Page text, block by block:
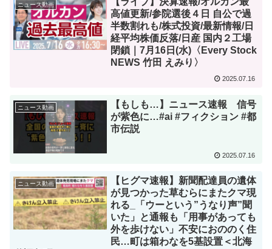
ニュース動画
高値更新/参院選後４日 自公で過
半数割れも/株式投資/最新情報/日
経平均株価反落/日産 国内２工場
閉鎖｜7月16日(水)〈Every Stock
NEWS 竹田 えみり〉
2025.07.16
ニュース動画
【もしも…】ニュース速報 信号
が紫色に…#ai #フィクション #都
市伝説
2025.07.16
ニュース動画
【ヒグマ速報】新聞配達員の遺体
が見つかった草むらにまたクマ現
れる_「ウーという”うなり声”聞
いた」と通報も「用事があっても
外を歩けない」不安におののく住
民…町は箱わなを5基設置＜北海